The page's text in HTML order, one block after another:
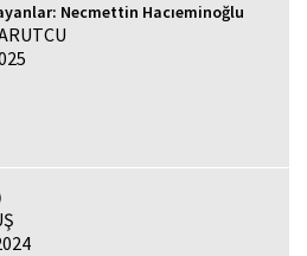
Necmettin Hacıeminoğlu